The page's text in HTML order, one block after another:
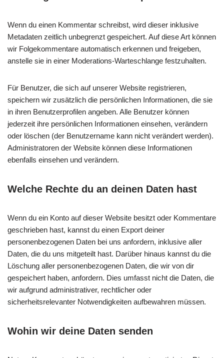
Wenn du einen Kommentar schreibst, wird dieser inklusive
Metadaten zeitlich unbegrenzt gespeichert. Auf diese Art können
wir Folgekommentare automatisch erkennen und freigeben,
anstelle sie in einer Moderations-Warteschlange festzuhalten.
Für Benutzer, die sich auf unserer Website registrieren,
speichern wir zusätzlich die persönlichen Informationen, die sie
in ihren Benutzerprofilen angeben. Alle Benutzer können
jederzeit ihre persönlichen Informationen einsehen, verändern
oder löschen (der Benutzername kann nicht verändert werden).
Administratoren der Website können diese Informationen
ebenfalls einsehen und verändern.
Welche Rechte du an deinen Daten hast
Wenn du ein Konto auf dieser Website besitzt oder Kommentare
geschrieben hast, kannst du einen Export deiner
personenbezogenen Daten bei uns anfordern, inklusive aller
Daten, die du uns mitgeteilt hast. Darüber hinaus kannst du die
Löschung aller personenbezogenen Daten, die wir von dir
gespeichert haben, anfordern. Dies umfasst nicht die Daten, die
wir aufgrund administrativer, rechtlicher oder
sicherheitsrelevanter Notwendigkeiten aufbewahren müssen.
Wohin wir deine Daten senden